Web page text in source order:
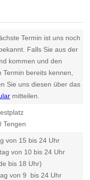
Termin ist uns noch
Falls Sie aus der
kommen und den
Termin bereits kennen,
Sie uns diesen über das
mitteilen.
Tengen
von 15 bis 24 Uhr
von 10 bis 24 Uhr
bis 18 Uhr)
von 9 bis 24 Uhr